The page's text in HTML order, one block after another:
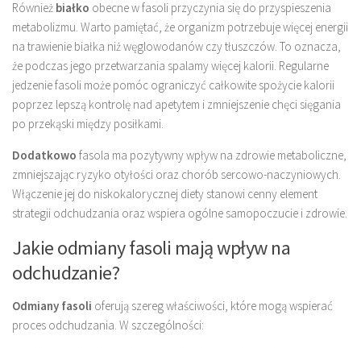
Również białko obecne w fasoli przyczynia się do przyspieszenia
metabolizmu. Warto pamiętać, że organizm potrzebuje więcej energii
na trawienie białka niż węglowodanów czy tłuszczów. To oznacza,
że podczas jego przetwarzania spalamy więcej kalorii. Regularne
jedzenie fasoli może pomóc ograniczyć całkowite spożycie kalorii
poprzez lepszą kontrolę nad apetytem i zmniejszenie chęci sięgania
po przekąski między posiłkami.
Dodatkowo fasola ma pozytywny wpływ na zdrowie metaboliczne,
zmniejszając ryzyko otyłości oraz chorób sercowo-naczyniowych.
Włączenie jej do niskokalorycznej diety stanowi cenny element
strategii odchudzania oraz wspiera ogólne samopoczucie i zdrowie.
Jakie odmiany fasoli mają wpływ na
odchudzanie?
Odmiany fasoli oferują szereg właściwości, które mogą wspierać
proces odchudzania. W szczególności: